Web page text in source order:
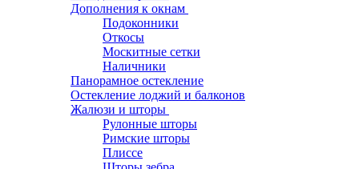
Дополнения к окнам
Подоконники
Откосы
Москитные сетки
Наличники
Панорамное остекление
Остекление лоджий и балконов
Жалюзи и шторы
Рулонные шторы
Римские шторы
Плиссе